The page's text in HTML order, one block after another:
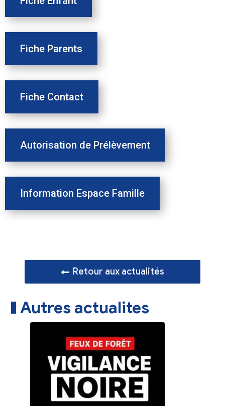
Fiche Parents
Fiche Contact
Autorisation de Prélèvement
Information Espace Famille
Retour aux actualités
Autres actualites